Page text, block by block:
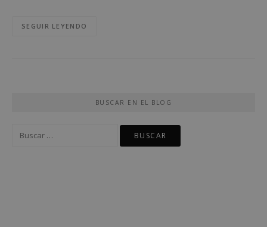
SEGUIR LEYENDO
BUSCAR EN EL BLOG